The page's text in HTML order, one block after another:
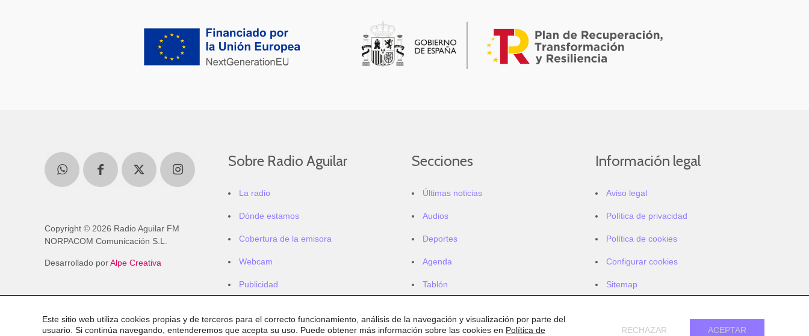
Copyright © 2026 Radio Aguilar FM
NORPACOM Comunicación S.L.
Desarrollado porAlpe Creativa
Sobre Radio Aguilar
La radio
Dónde estamos
Cobertura de la emisora
Webcam
Publicidad
Secciones
Últimas noticias
Audios
Deportes
Agenda
Tablón
Información legal
Aviso legal
Política de privacidad
Política de cookies
Configurar cookies
Sitemap
Este sitio web utiliza cookies propias y de terceros para el correcto funcionamiento, análisis de la navegación y visualización por parte del
usuario. Si continúa navegando, entenderemos que acepta su uso. Puede obtener más información sobre las cookies en Política de ACEPTAR
RECHAZAR